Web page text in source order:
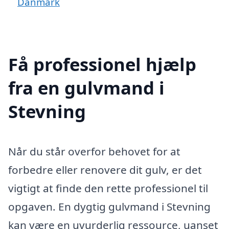
Få professionel hjælp
fra en gulvmand i
Stevning
Når du står overfor behovet for at
forbedre eller renovere dit gulv, er det
vigtigt at finde den rette professionel til
opgaven. En dygtig gulvmand i Stevning
kan være en uvurderlig ressource, uanset